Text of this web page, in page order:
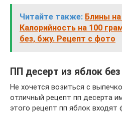
Читайте также: Блины
Калорийность на 100
без, бжу. Рецепт с фото
ПП десерт из яблок
Не хочется возиться с
отличный рецепт пп десерта
этого рецепт пп яблок входят